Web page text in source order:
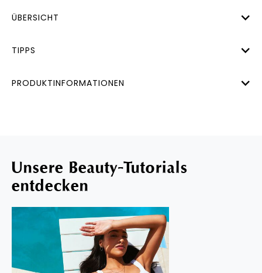
ÜBERSICHT
TIPPS
PRODUKTINFORMATIONEN
Unsere Beauty-Tutorials
entdecken